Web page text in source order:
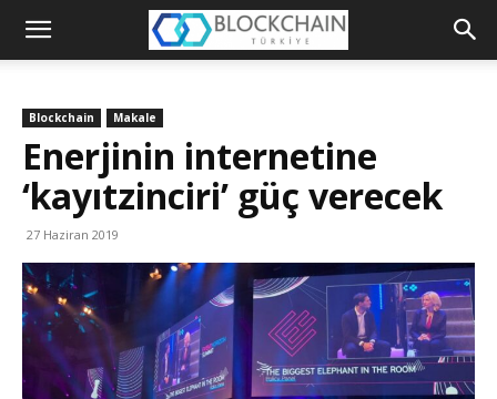
Blockchain
Blockchain Makale
Enerjinin internetine
‘kayıtzinciri’ güç verecek
27 Haziran 2019